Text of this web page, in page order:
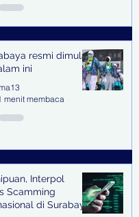
resmi dimulai
ini
menit membaca
Interpol
Scamming
di Surabaya